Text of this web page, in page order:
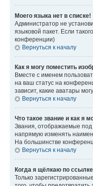
Моего языка нет в списке!
Администратор не
языковой пакет. Если
конференции)
Вернуться к началу
Как я могу поместить
Вместе с именем
на ваш статус на
зависит, какие аватары
Вернуться к началу
Что такое звание и как я
Звания, отображаемые
напрямую изменять
На большинстве
Вернуться к началу
Когда я щёлкаю по
Только